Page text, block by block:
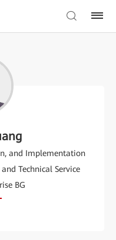
and Implementation
Technical Service
BG